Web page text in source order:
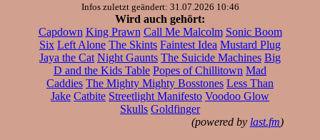
Infos zuletzt geändert: 31.07.2026 10:46
Wird auch gehört:
Capdown King Prawn Call Me Malcolm Sonic Boom
Six Left Alone The Skints Faintest Idea Mustard Plug
Jaya the Cat Night Gaunts The Suicide Machines Big
D and the Kids Table Popes of Chillitown Mad
Caddies The Mighty Mighty Bosstones Less Than
Jake Catbite Streetlight Manifesto Voodoo Glow
Skulls Goldfinger
(powered by last.fm)